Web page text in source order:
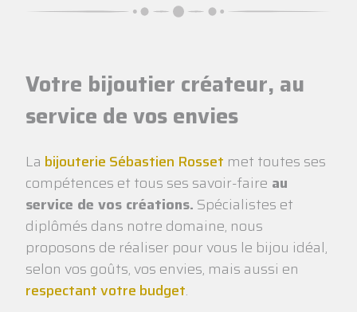
Votre bijoutier créateur, au
service de vos envies
La bijouterie Sébastien Rosset met toutes ses
compétences et tous ses savoir-faire au
service de vos créations. Spécialistes et
diplômés dans notre domaine, nous
proposons de réaliser pour vous le bijou idéal,
selon vos goûts, vos envies, mais aussi en
respectant votre budget.